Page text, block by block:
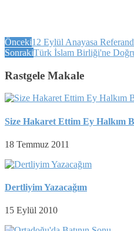
Önceki12 Eylül Anayasa
SonrakiTürk İslam Birliği'ne
Rastgele Makale
Size Hakaret Ettim Ey Halkım
18 Temmuz 2011
Dertliyim Yazacağım
15 Eylül 2010